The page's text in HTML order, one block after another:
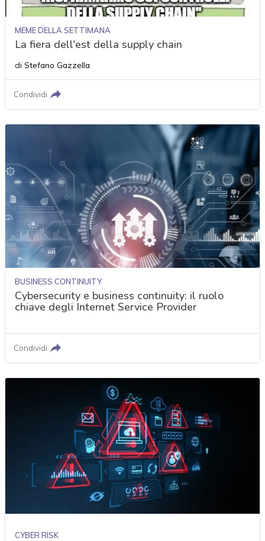
MEME DELLA SETTIMANA
La fiera dell'est della supply chain
di Stefano Gazzella
Condividi
BUSINESS CONTINUITY
Cybersecurity e business continuity: il ruolo
chiave degli Internet Service Provider
Condividi
CYBER RISK